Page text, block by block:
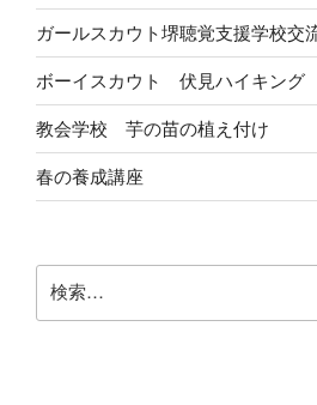
ガールスカウト堺聴覚支援学校
ボーイスカウト 伏見ハイキング
教会学校 芋の苗の植え付け
春の養成講座
索: